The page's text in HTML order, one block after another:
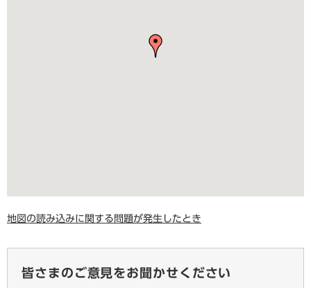
地図の読み込みに関する問題が発生したとき
皆さまのご意見をお聞かせください